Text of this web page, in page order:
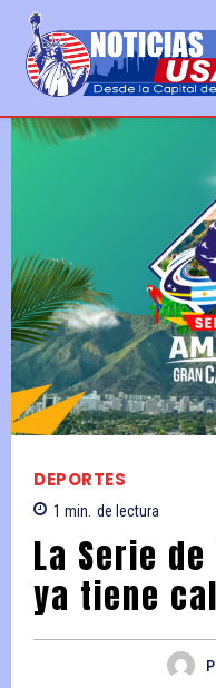
DEPORTES
1 min. de lectura
La Serie
ya tiene